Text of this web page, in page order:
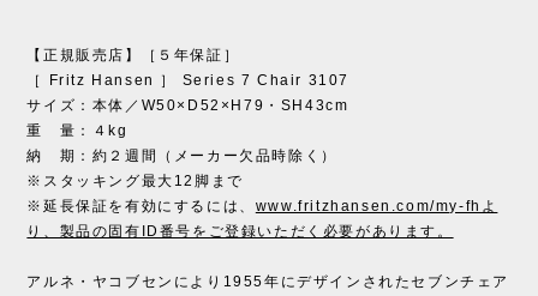
【正規販売店】［５年保証］
［ Fritz Hansen ］ Series 7 Chair 3107
サイズ：本体／W50×D52×H79・SH43cm
重 量：４kg
納 期：約２週間（メーカー欠品時除く）
※スタッキング最大12脚まで
※延長保証を有効にするには、 www.fritzhansen.com/my-fhよ
り、製品の固有ID番号をご登録いただく必要があります。
アルネ・ヤコブセンにより1955年にデザインされたセブンチェア